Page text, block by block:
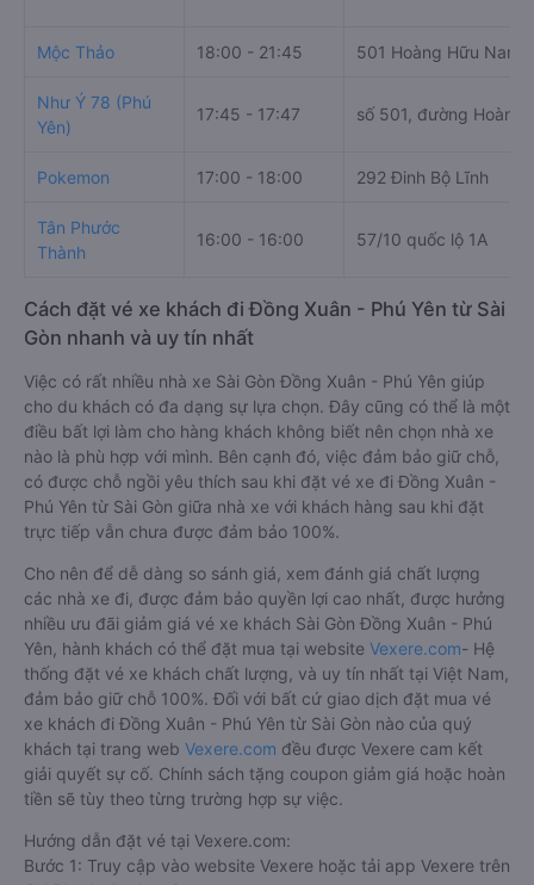
Mộc Thảo 18:00 - 21:45 501 Hoàng Hữu Nam
Như Ý 78 (Phú
Yên)
17:45 - 17:47 số 501, đường Hoàng
Pokemon 17:00 - 18:00 292 Đinh Bộ Lĩnh
Tân Phước
Thành
16:00 - 16:00 57/10 quốc lộ 1A
Cách đặt vé xe khách đi Đồng Xuân - Phú Yên từ Sài
Gòn nhanh và uy tín nhất
Việc có rất nhiều nhà xe Sài Gòn Đồng Xuân - Phú Yên giúp
cho du khách có đa dạng sự lựa chọn. Đây cũng có thể là một
điều bất lợi làm cho hàng khách không biết nên chọn nhà xe
nào là phù hợp với mình. Bên cạnh đó, việc đảm bảo giữ chỗ,
có được chỗ ngồi yêu thích sau khi đặt vé xe đi Đồng Xuân -
Phú Yên từ Sài Gòn giữa nhà xe với khách hàng sau khi đặt
trực tiếp vẫn chưa được đảm bảo 100%.
Cho nên để dễ dàng so sánh giá, xem đánh giá chất lượng
các nhà xe đi, được đảm bảo quyền lợi cao nhất, được hưởng
nhiều ưu đãi giảm giá vé xe khách Sài Gòn Đồng Xuân - Phú
Yên, hành khách có thể đặt mua tại website Vexere.com- Hệ
thống đặt vé xe khách chất lượng, và uy tín nhất tại Việt Nam,
đảm bảo giữ chỗ 100%. Đối với bất cứ giao dịch đặt mua vé
xe khách đi Đồng Xuân - Phú Yên từ Sài Gòn nào của quý
khách tại trang web Vexere.com đều được Vexere cam kết
giải quyết sự cố. Chính sách tặng coupon giảm giá hoặc hoàn
tiền sẽ tùy theo từng trường hợp sự việc.
Hướng dẫn đặt vé tại Vexere.com:
Bước 1: Truy cập vào website Vexere hoặc tải app Vexere trên